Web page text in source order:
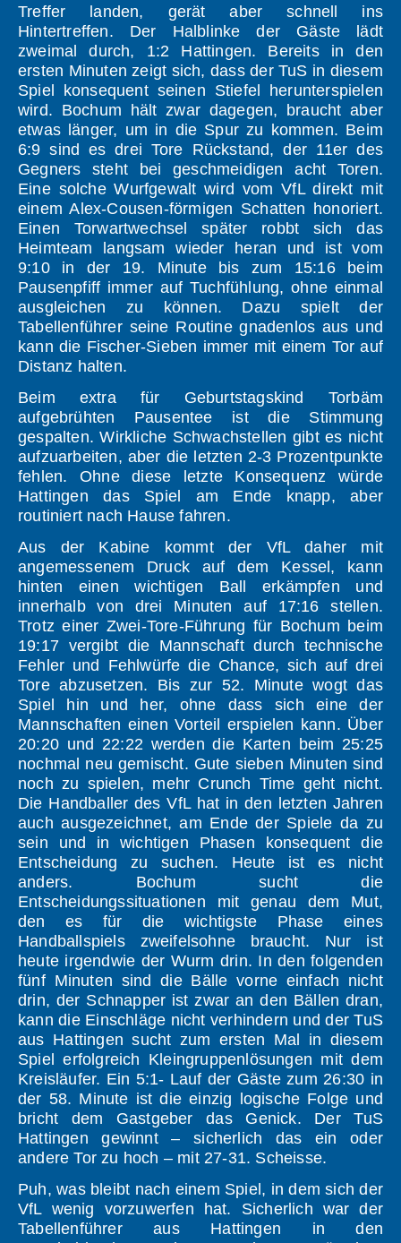
Treffer landen, gerät aber schnell ins
Hintertreffen. Der Halblinke der Gäste lädt
zweimal durch, 1:2 Hattingen. Bereits in den
ersten Minuten zeigt sich, dass der TuS in diesem
Spiel konsequent seinen Stiefel herunterspielen
wird. Bochum hält zwar dagegen, braucht aber
etwas länger, um in die Spur zu kommen. Beim
6:9 sind es drei Tore Rückstand, der 11er des
Gegners steht bei geschmeidigen acht Toren.
Eine solche Wurfgewalt wird vom VfL direkt mit
einem Alex-Cousen-förmigen Schatten honoriert.
Einen Torwartwechsel später robbt sich das
Heimteam langsam wieder heran und ist vom
9:10 in der 19. Minute bis zum 15:16 beim
Pausenpfiff immer auf Tuchfühlung, ohne einmal
ausgleichen zu können. Dazu spielt der
Tabellenführer seine Routine gnadenlos aus und
kann die Fischer-Sieben immer mit einem Tor auf
Distanz halten.
Beim extra für Geburtstagskind Torbäm
aufgebrühten Pausentee ist die Stimmung
gespalten. Wirkliche Schwachstellen gibt es nicht
aufzuarbeiten, aber die letzten 2-3 Prozentpunkte
fehlen. Ohne diese letzte Konsequenz würde
Hattingen das Spiel am Ende knapp, aber
routiniert nach Hause fahren.
Aus der Kabine kommt der VfL daher mit
angemessenem Druck auf dem Kessel, kann
hinten einen wichtigen Ball erkämpfen und
innerhalb von drei Minuten auf 17:16 stellen.
Trotz einer Zwei-Tore-Führung für Bochum beim
19:17 vergibt die Mannschaft durch technische
Fehler und Fehlwürfe die Chance, sich auf drei
Tore abzusetzen. Bis zur 52. Minute wogt das
Spiel hin und her, ohne dass sich eine der
Mannschaften einen Vorteil erspielen kann. Über
20:20 und 22:22 werden die Karten beim 25:25
nochmal neu gemischt. Gute sieben Minuten sind
noch zu spielen, mehr Crunch Time geht nicht.
Die Handballer des VfL hat in den letzten Jahren
auch ausgezeichnet, am Ende der Spiele da zu
sein und in wichtigen Phasen konsequent die
Entscheidung zu suchen. Heute ist es nicht
anders. Bochum sucht die
Entscheidungssituationen mit genau dem Mut,
den es für die wichtigste Phase eines
Handballspiels zweifelsohne braucht. Nur ist
heute irgendwie der Wurm drin. In den folgenden
fünf Minuten sind die Bälle vorne einfach nicht
drin, der Schnapper ist zwar an den Bällen dran,
kann die Einschläge nicht verhindern und der TuS
aus Hattingen sucht zum ersten Mal in diesem
Spiel erfolgreich Kleingruppenlösungen mit dem
Kreisläufer. Ein 5:1- Lauf der Gäste zum 26:30 in
der 58. Minute ist die einzig logische Folge und
bricht dem Gastgeber das Genick. Der TuS
Hattingen gewinnt – sicherlich das ein oder
andere Tor zu hoch – mit 27-31. Scheisse.
Puh, was bleibt nach einem Spiel, in dem sich der
VfL wenig vorzuwerfen hat. Sicherlich war der
Tabellenführer aus Hattingen in den